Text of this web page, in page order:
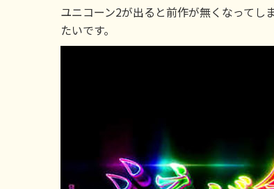
ユニコーン2が出ると前作が無くなってし
たいです。